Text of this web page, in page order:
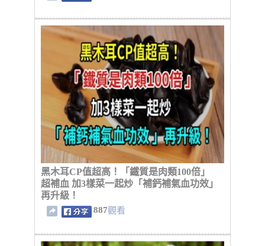
黑木耳CP值超高！「鐵質是肉類100倍」
超補血 加3樣菜一起炒「補鈣補氣血功效」
再升級！
887觀看